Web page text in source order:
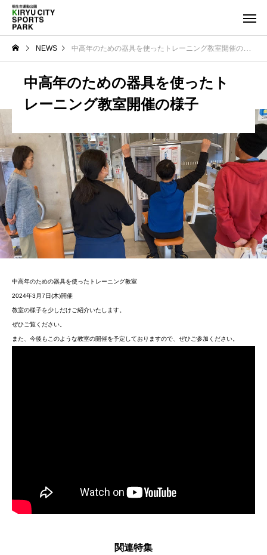
NEWS 中高年のための器具を使ったトレーニング教室開催の様子
中高年のための器具を使ったト
レーニング教室開催の様子
中高年のための器具を使ったトレーニング教室
2024年3月7日(木)開催
教室の様子を少しだけご紹介いたします。
ぜひご覧ください。
また、今後もこのような教室の開催を予定しておりますので、ぜひご参加ください。
関連特集